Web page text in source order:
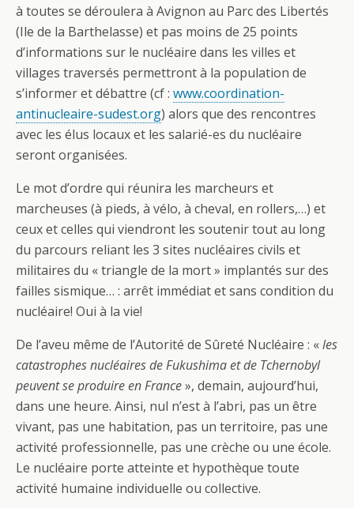
à toutes se déroulera à Avignon au Parc des Libertés
(Ile de la Barthelasse) et pas moins de 25 points
d’informations sur le nucléaire dans les villes et
villages traversés permettront à la population de
s’informer et débattre (cf : www.coordination-
antinucleaire-sudest.org) alors que des rencontres
avec les élus locaux et les salarié-es du nucléaire
seront organisées.
Le mot d’ordre qui réunira les marcheurs et
marcheuses (à pieds, à vélo, à cheval, en rollers,…) et
ceux et celles qui viendront les soutenir tout au long
du parcours reliant les 3 sites nucléaires civils et
militaires du « triangle de la mort » implantés sur des
failles sismique… : arrêt immédiat et sans condition du
nucléaire! Oui à la vie!
De l’aveu même de l’Autorité de Sûreté Nucléaire : «les
catastrophes nucléaires de Fukushima et de Tchernobyl
peuvent se produire en France», demain, aujourd’hui,
dans une heure. Ainsi, nul n’est à l’abri, pas un être
vivant, pas une habitation, pas un territoire, pas une
activité professionnelle, pas une crèche ou une école.
Le nucléaire porte atteinte et hypothèque toute
activité humaine individuelle ou collective.